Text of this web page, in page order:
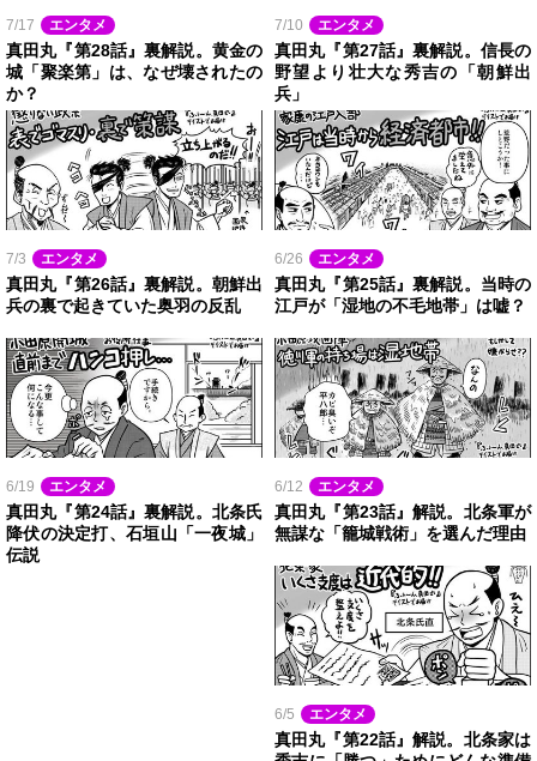
7/17 エンタメ
真田丸『第28話』裏解説。黄金の
城「聚楽第」は、なぜ壊されたの
か？
7/10 エンタメ
真田丸『第27話』裏解説。信長の
野望より壮大な秀吉の「朝鮮出
兵」
7/3 エンタメ
真田丸『第26話』裏解説。朝鮮出
兵の裏で起きていた奥羽の反乱
6/26 エンタメ
真田丸『第25話』裏解説。当時の
江戸が「湿地の不毛地帯」は嘘？
6/19 エンタメ
真田丸『第24話』裏解説。北条氏
降伏の決定打、石垣山「一夜城」
伝説
6/12 エンタメ
真田丸『第23話』解説。北条軍が
無謀な「籠城戦術」を選んだ理由
6/5 エンタメ
真田丸『第22話』解説。北条家は